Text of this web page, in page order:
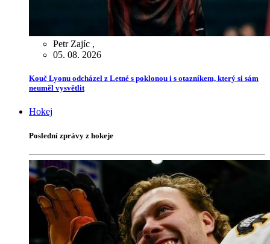
Petr Zajíc ,
05. 08. 2026
Kouč Lyonu odcházel z Letné s poklonou i s otazníkem, který si sám
neuměl vysvětlit
Hokej
Poslední zprávy z hokeje